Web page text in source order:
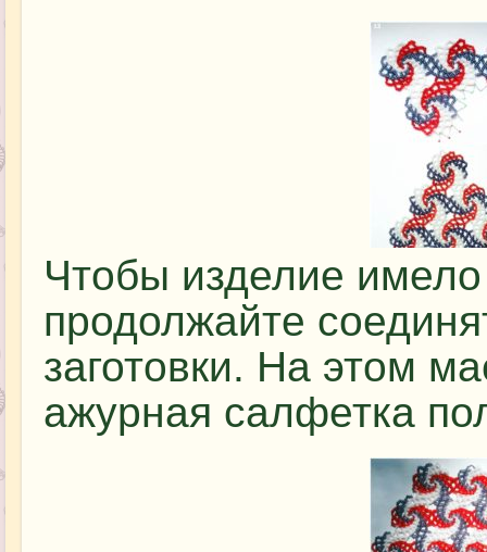
Чтобы изделие
продолжайте
заготовки. На этом
ажурная салфетка